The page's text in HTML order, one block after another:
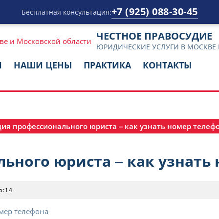
Бесплатная консультация:+7 (925) 088-30-45
ЧЕСТНОЕ ПРАВОСУДИЕ
ЮРИДИЧЕСКИЕ УСЛУГИ В
НАШИ ЦЕНЫ ПРАКТИКА КОНТАКТЫ
профессионального юриста ‒ как узнать номер
юриста ‒ как